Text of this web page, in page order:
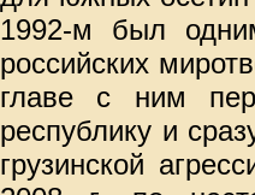
1992-м был
российских
главе с ним
республику и
грузинской